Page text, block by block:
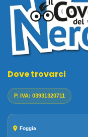
Dove trovarci
P. IVA: 03931320711
Foggia